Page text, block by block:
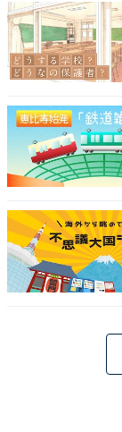
じめご了承くだ
すると、売上
があります。
部
全国の人気ホテ
など、お得に旅
しか読めない独
では、公式Web
す。